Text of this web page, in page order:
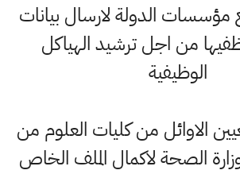
الدولة لارسال بيانات
من اجل ترشيد الهياكل
الوظيفية
الاوائل من كليات العلوم من
الصحة لاكمال الملف الخاص